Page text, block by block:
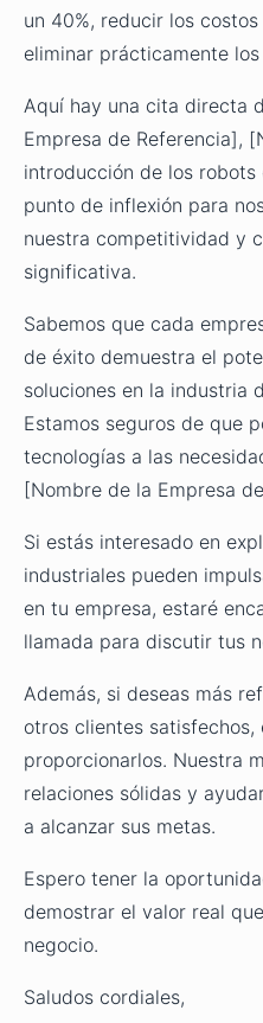
un 40%, reducir los
eliminar prácticamente
Aquí hay una cita directa
Empresa de Referencia],
introducción de los
punto de inflexión para
nuestra competitividad y
significativa.
Sabemos que cada
de éxito demuestra el
soluciones en la industria
Estamos seguros de que
tecnologías a las
[Nombre de la Empresa
Si estás interesado en
industriales pueden
en tu empresa, estaré
llamada para discutir tus
Además, si deseas más
otros clientes
proporcionarlos. Nuestra
relaciones sólidas y
a alcanzar sus metas.
Espero tener la
demostrar el valor real
negocio.
Saludos cordiales,